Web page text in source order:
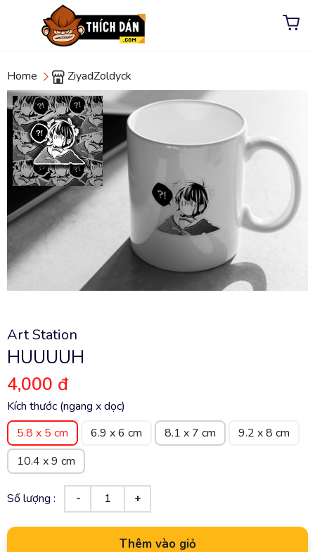
Home ZiyadZoldyck
Art Station
HUUUUH
4,000 đ
Kích thước (ngang x dọc)
5.8 x 5 cm
6.9 x 6 cm 8.1 x 7 cm
9.2 x 8 cm
10.4 x 9 cm
Số lượng :
Thêm vào giỏ